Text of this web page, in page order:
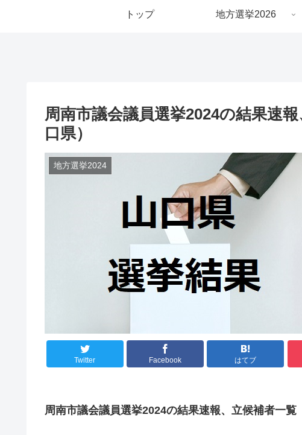
トップ 地方選挙2026
周南市議会議員選挙2024の結果速
口県）
地方選挙2024
Twitter Facebook はてブ
周南市議会議員選挙2024の結果速報、立候補者一覧